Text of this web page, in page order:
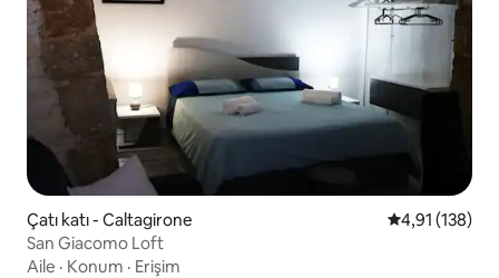
Çatı katı - Caltagirone 5 üzerinden
4,91 (138)
San Giacomo Loft
Aile · Konum · Erişim